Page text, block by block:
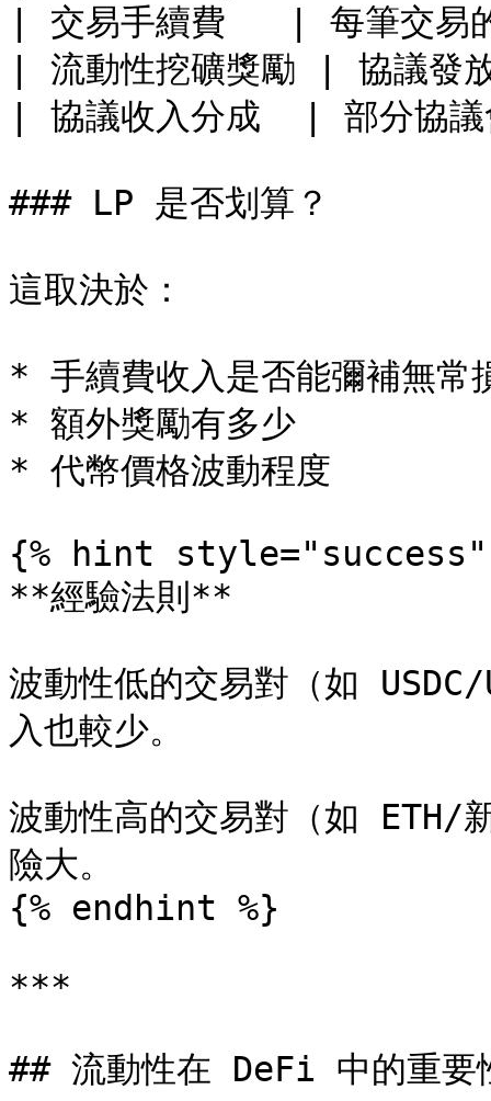
| 交易手續費   | 每筆交易
| 流動性挖礦獎勵 | 協議
| 協議收入分成  | 部分
### LP 是否划算？
這取決於：
* 手續費收入是否能彌補無常
* 額外獎勵有多少
* 代幣價格波動程度
{% hint style="success"
**經驗法則**
波動性低的交易對（如
入也較少。
波動性高的交易對（如 ETH/
險大。
{% endhint %}
***
## 流動性在 DeFi 中的重要